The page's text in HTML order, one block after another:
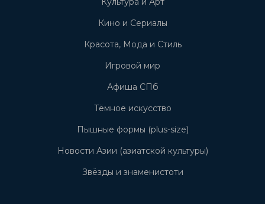
Кино и Сериалы
Красота, Мода и Стиль
Игровой мир
Афиша СПб
Тёмное искусство
Пышные формы (plus-size)
Новости Азии (азиатской культуры)
Звёзды и знаменистоти